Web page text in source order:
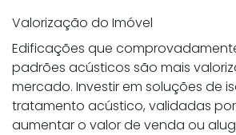
Valorização do Imóvel
Edificações que
padrões acústicos são mais
mercado. Investir em soluções de
tratamento acústico, validadas
aumentar o valor de venda ou